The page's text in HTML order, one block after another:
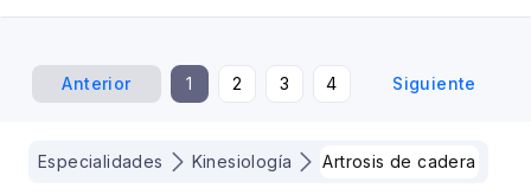
dolor lumbar, dolor de hombro, Deportivo,
Anterior 1 2 3 4 Siguiente
Especialidades Kinesiología Artrosis de cadera